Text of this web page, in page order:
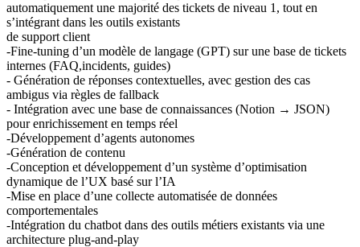
automatiquement une majorité des tickets de niveau 1, tout en
s’intégrant dans les outils existants
de support client
-Fine-tuning d’un modèle de langage (GPT) sur une base de tickets
internes (FAQ,incidents, guides)
- Génération de réponses contextuelles, avec gestion des cas
ambigus via règles de fallback
- Intégration avec une base de connaissances (Notion → JSON)
pour enrichissement en temps réel
-Développement d’agents autonomes
-Génération de contenu
-Conception et développement d’un système d’optimisation
dynamique de l’UX basé sur l’IA
-Mise en place d’une collecte automatisée de données
comportementales
-Intégration du chatbot dans des outils métiers existants via une
architecture plug-and-play